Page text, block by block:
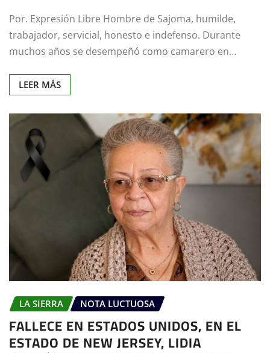
Por. Expresión Libre Hombre de Sajoma, humilde,
trabajador, servicial, honesto e indefenso. Durante
muchos años se desempeñó como camarero en…
LEER MÁS
LA SIERRA NOTA LUCTUOSA
FALLECE EN ESTADOS UNIDOS, EN EL
ESTADO DE NEW JERSEY, LIDIA